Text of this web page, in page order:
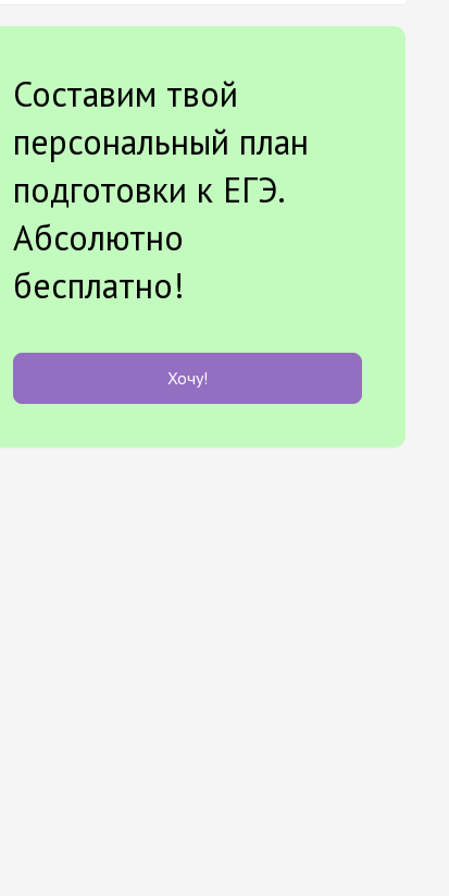
Составим твой
персональный план
подготовки к ЕГЭ.
Абсолютно
бесплатно!
Хочу!